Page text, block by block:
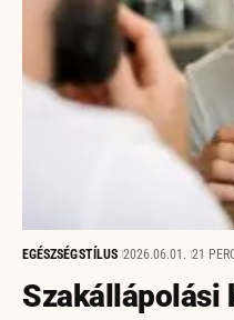
EGÉSZSÉGSTÍLUS 2026.06.01. 21
Szakállápolási